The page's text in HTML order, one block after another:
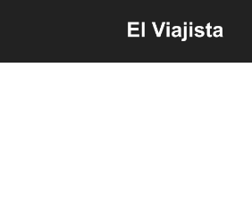
contenido